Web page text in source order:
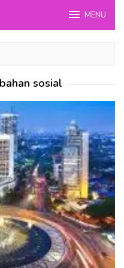
MENU
sosial